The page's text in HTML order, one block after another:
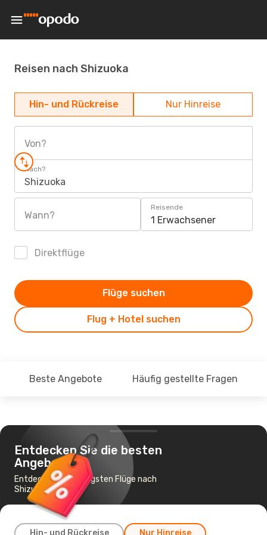
Reisen nach Shizuoka
Hin- und Rückreise Nur Hinreise
Von?
Nach?
Shizuoka
Wann?
Reisende
1 Erwachsener
Direktflüge
Flug + Hotel suchen
Flüge suchen
Beste Angebote Häufig gestellte Fragen
Entdecken Sie die besten
Angebote
Entdecke die günstigsten Flüge nach
Shizuoka
Hin- und Rückreise Nur Hinreise